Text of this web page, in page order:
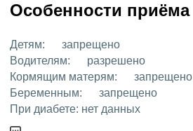
Особенности приёма
Детям:
запрещено
Водителям:
разрешено
Кормящим матерям:
запрещено
Беременным:
запрещено
При диабете: нет данных